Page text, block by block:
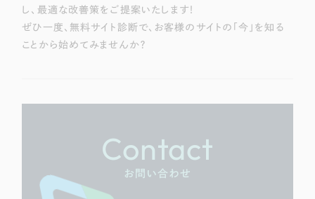
し、最適な改善策をご提案いたします！
ぜひ一度、無料サイト診断で、お客様のサイトの「今」を知る
ことから始めてみませんか？
Contact
お問い合わせ